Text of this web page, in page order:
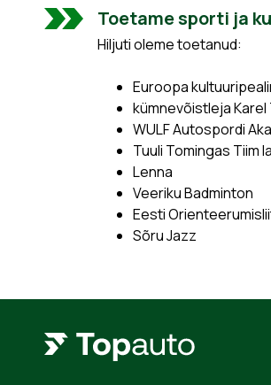
Toetame sporti ja
Hiljuti oleme toetanud:
Euroopa
kümnevõistleja Karel
WULF Autospordi
Tuuli Tomingas Tiim
Lenna
Veeriku Badminton
Eesti
Sõru Jazz